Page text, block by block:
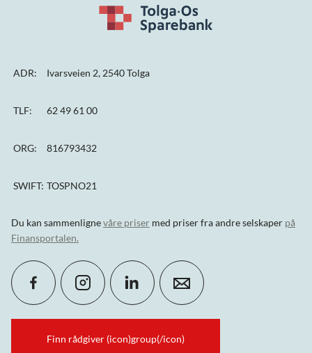
ADR: Ivarsveien 2, 2540 Tolga
TLF: 62 49 61 00
ORG: 816793432
SWIFT: TOSPNO21
Du kan sammenlignevåre priser med priser fra andre selskaper på
Finansportalen.
Finn rådgiver (icon)group(/icon)